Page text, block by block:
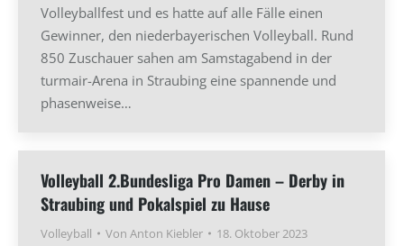
Volleyballfest und es hatte auf alle Fälle einen
Gewinner, den niederbayerischen Volleyball. Rund
850 Zuschauer sahen am Samstagabend in der
turmair-Arena in Straubing eine spannende und
phasenweise…
Volleyball 2.Bundesliga Pro Damen – Derby in
Straubing und Pokalspiel zu Hause
Volleyball Von Anton Kiebler 18. Oktober 2023